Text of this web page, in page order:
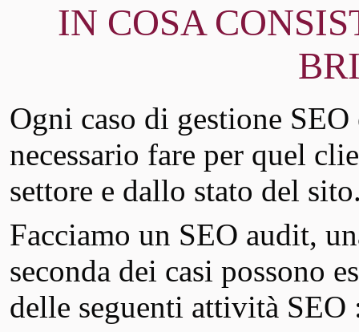
IN COSA
Ogni caso di gestione SEO
necessario fare per quel
settore e dallo stato del
Facciamo un SEO audit,
seconda dei casi possono
delle seguenti attività SEO